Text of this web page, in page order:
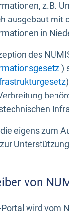
z.B.
ausgebaut mit
in
des
)
eigens zum
von
Portal wird vom